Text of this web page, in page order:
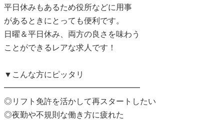
平日休みもあるため役所などに用事
があるときにとっても便利です。
日曜＆平日休み、両方の良さを味わう
ことができるレアな求人です！
▼こんな方にピッタリ
━━━━━━━━━━━━━━━━━
◎リフト免許を活かして再スタートしたい
◎夜勤や不規則な働き方に疲れた